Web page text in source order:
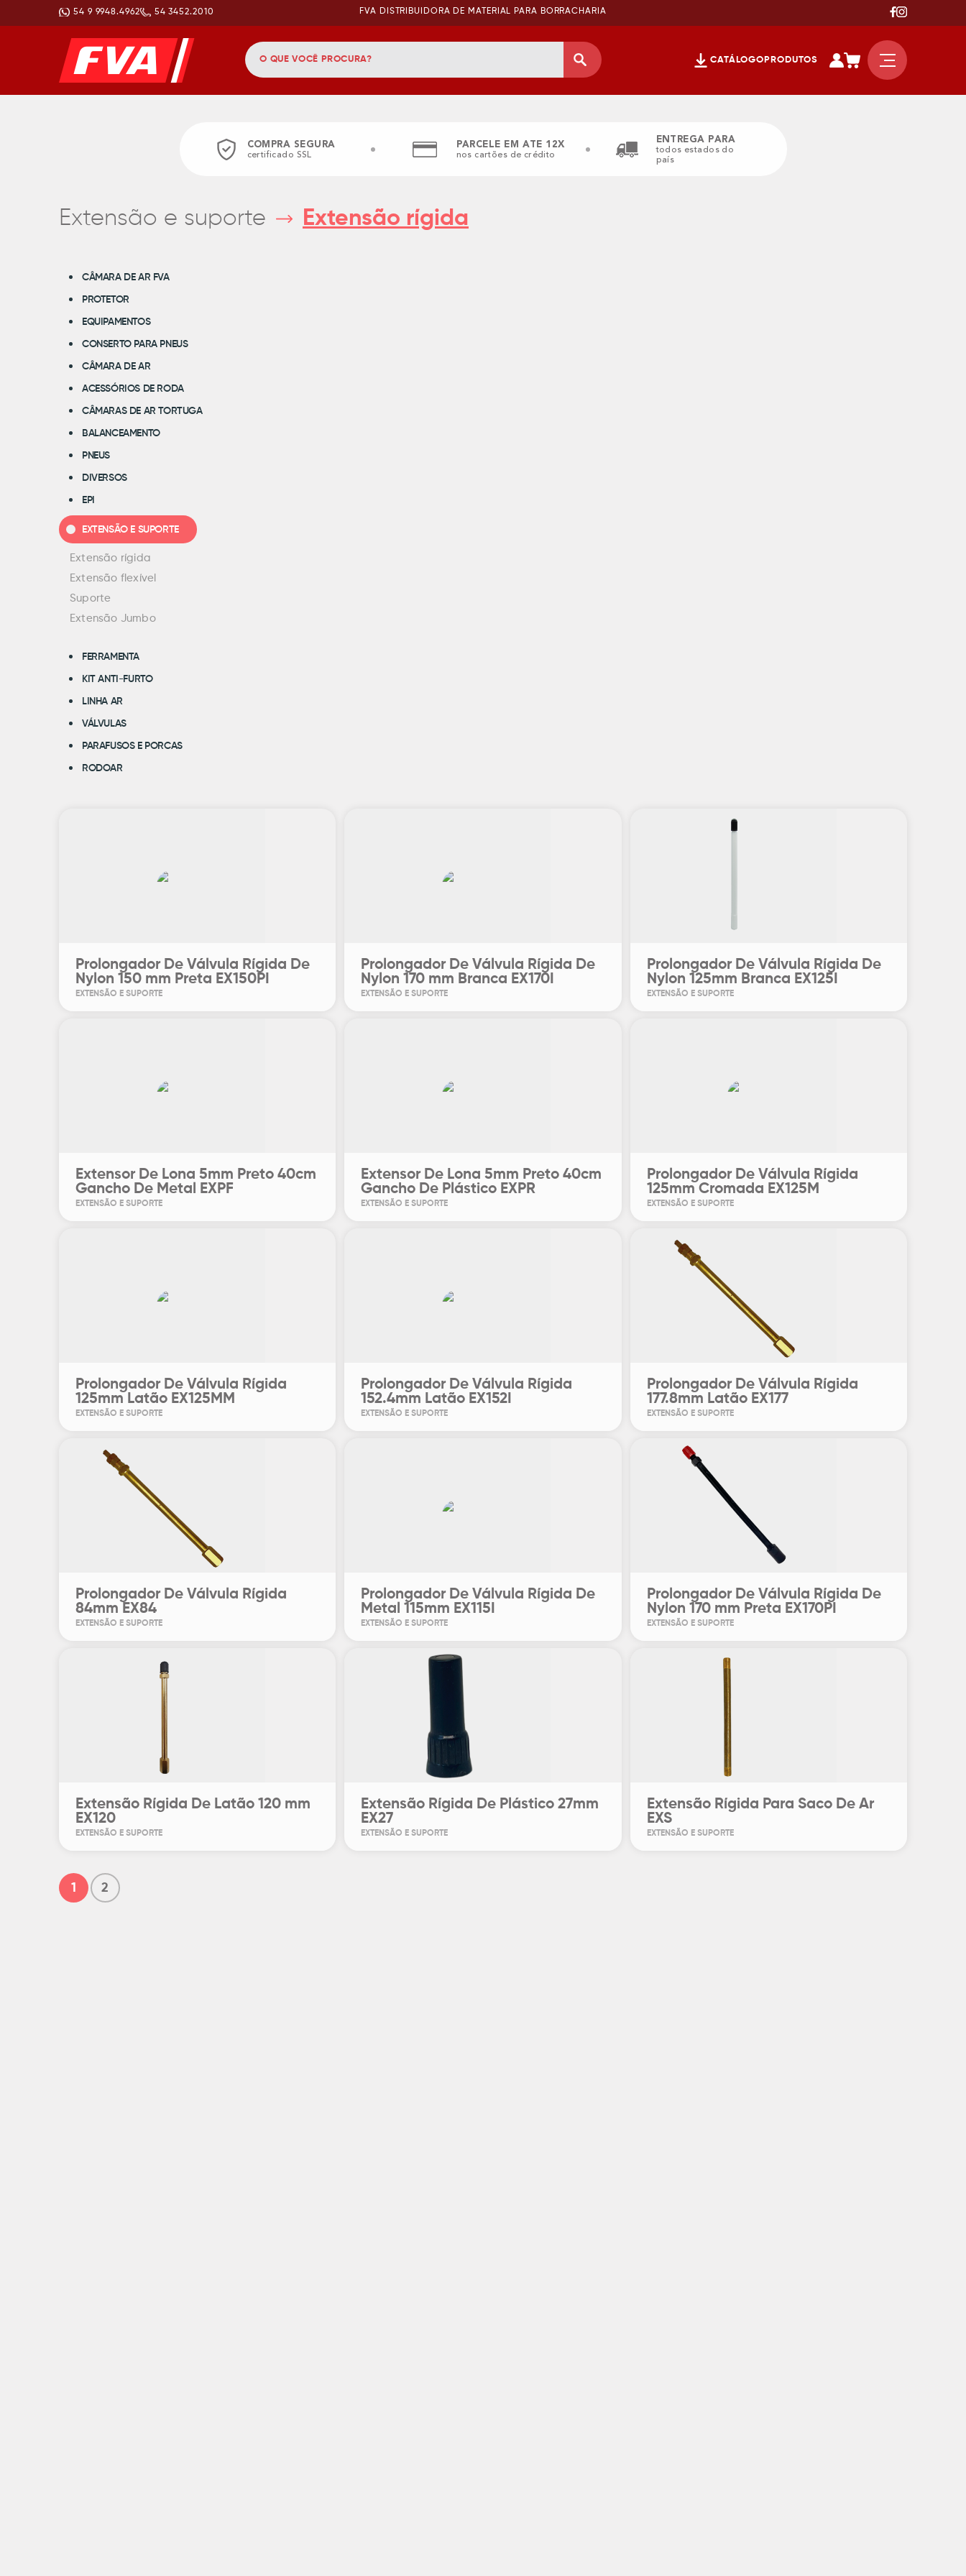
54 9 9948.4962 54 3452.2010 FVA DISTRIBUIDORA DE MATERIAL PARA BORRACHARIA
CATÁLOGO PRODUTOS
COMPRA SEGURA
certificado SSL
PARCELE EM ATE 12X
nos cartões de crédito
ENTREGA PARA
todos estados do
país
Extensão e suporte Extensão rígida
CÂMARA DE AR FVA
PROTETOR
EQUIPAMENTOS
CONSERTO PARA PNEUS
CÂMARA DE AR
ACESSÓRIOS DE RODA
CÂMARAS DE AR TORTUGA
BALANCEAMENTO
PNEUS
DIVERSOS
EPI
EXTENSÃO E SUPORTE
Extensão rígida
Extensão flexível
Suporte
Extensão Jumbo
FERRAMENTA
KIT ANTI-FURTO
LINHA AR
VÁLVULAS
PARAFUSOS E PORCAS
RODOAR
Prolongador De Válvula Rígida De
Nylon 150 mm Preta EX150PI
EXTENSÃO E SUPORTE
Prolongador De Válvula Rígida De
Nylon 170 mm Branca EX170I
EXTENSÃO E SUPORTE
Prolongador De Válvula Rígida De
Nylon 125mm Branca EX125I
EXTENSÃO E SUPORTE
Extensor De Lona 5mm Preto 40cm
Gancho De Metal EXPF
EXTENSÃO E SUPORTE
Extensor De Lona 5mm Preto 40cm
Gancho De Plástico EXPR
EXTENSÃO E SUPORTE
Prolongador De Válvula Rígida
125mm Cromada EX125M
EXTENSÃO E SUPORTE
Prolongador De Válvula Rígida
125mm Latão EX125MM
EXTENSÃO E SUPORTE
Prolongador De Válvula Rígida
152.4mm Latão EX152I
EXTENSÃO E SUPORTE
Prolongador De Válvula Rígida
177.8mm Latão EX177
EXTENSÃO E SUPORTE
Prolongador De Válvula Rígida
84mm EX84
EXTENSÃO E SUPORTE
Prolongador De Válvula Rígida De
Metal 115mm EX115I
EXTENSÃO E SUPORTE
Prolongador De Válvula Rígida De
Nylon 170 mm Preta EX170PI
EXTENSÃO E SUPORTE
Extensão Rígida De Latão 120 mm
EX120
EXTENSÃO E SUPORTE
Extensão Rígida De Plástico 27mm
EX27
EXTENSÃO E SUPORTE
Extensão Rígida Para Saco De Ar
EXS
EXTENSÃO E SUPORTE
1 2